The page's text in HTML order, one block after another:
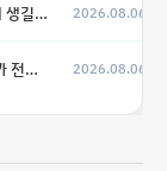
는지 2026.08.06
다.” 2026.08.06